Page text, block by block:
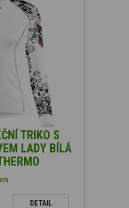
TRIKO S
LADY BÍLÁ
DETAIL